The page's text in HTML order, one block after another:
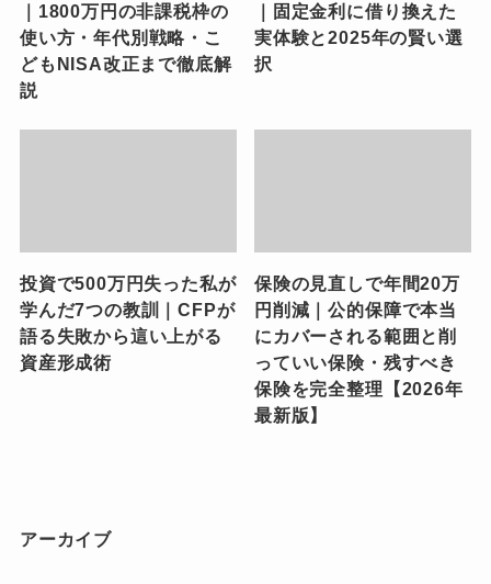
｜1800万円の非課税枠の
使い方・年代別戦略・こ
どもNISA改正まで徹底解
説
｜固定金利に借り換えた
実体験と2025年の賢い選
択
投資で500万円失った私が
学んだ7つの教訓｜CFPが
語る失敗から這い上がる
資産形成術
保険の見直しで年間20万
円削減｜公的保障で本当
にカバーされる範囲と削
っていい保険・残すべき
保険を完全整理【2026年
最新版】
アーカイブ